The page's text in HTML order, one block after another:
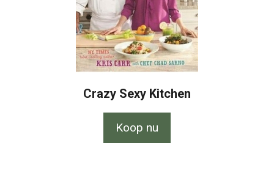
Crazy Sexy Kitchen
Koop nu